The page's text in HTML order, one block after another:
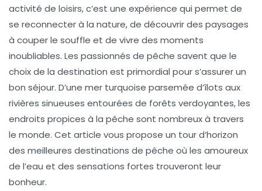
activité de loisirs, c’est une expérience qui permet de
se reconnecter à la nature, de découvrir des paysages
à couper le souffle et de vivre des moments
inoubliables. Les passionnés de pêche savent que le
choix de la destination est primordial pour s’assurer un
bon séjour. D’une mer turquoise parsemée d’îlots aux
rivières sinueuses entourées de forêts verdoyantes, les
endroits propices à la pêche sont nombreux à travers
le monde. Cet article vous propose un tour d’horizon
des meilleures destinations de pêche où les amoureux
de l’eau et des sensations fortes trouveront leur
bonheur.